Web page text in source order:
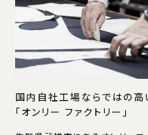
国内自社工場ならではの高
「オンリー ファクトリー」